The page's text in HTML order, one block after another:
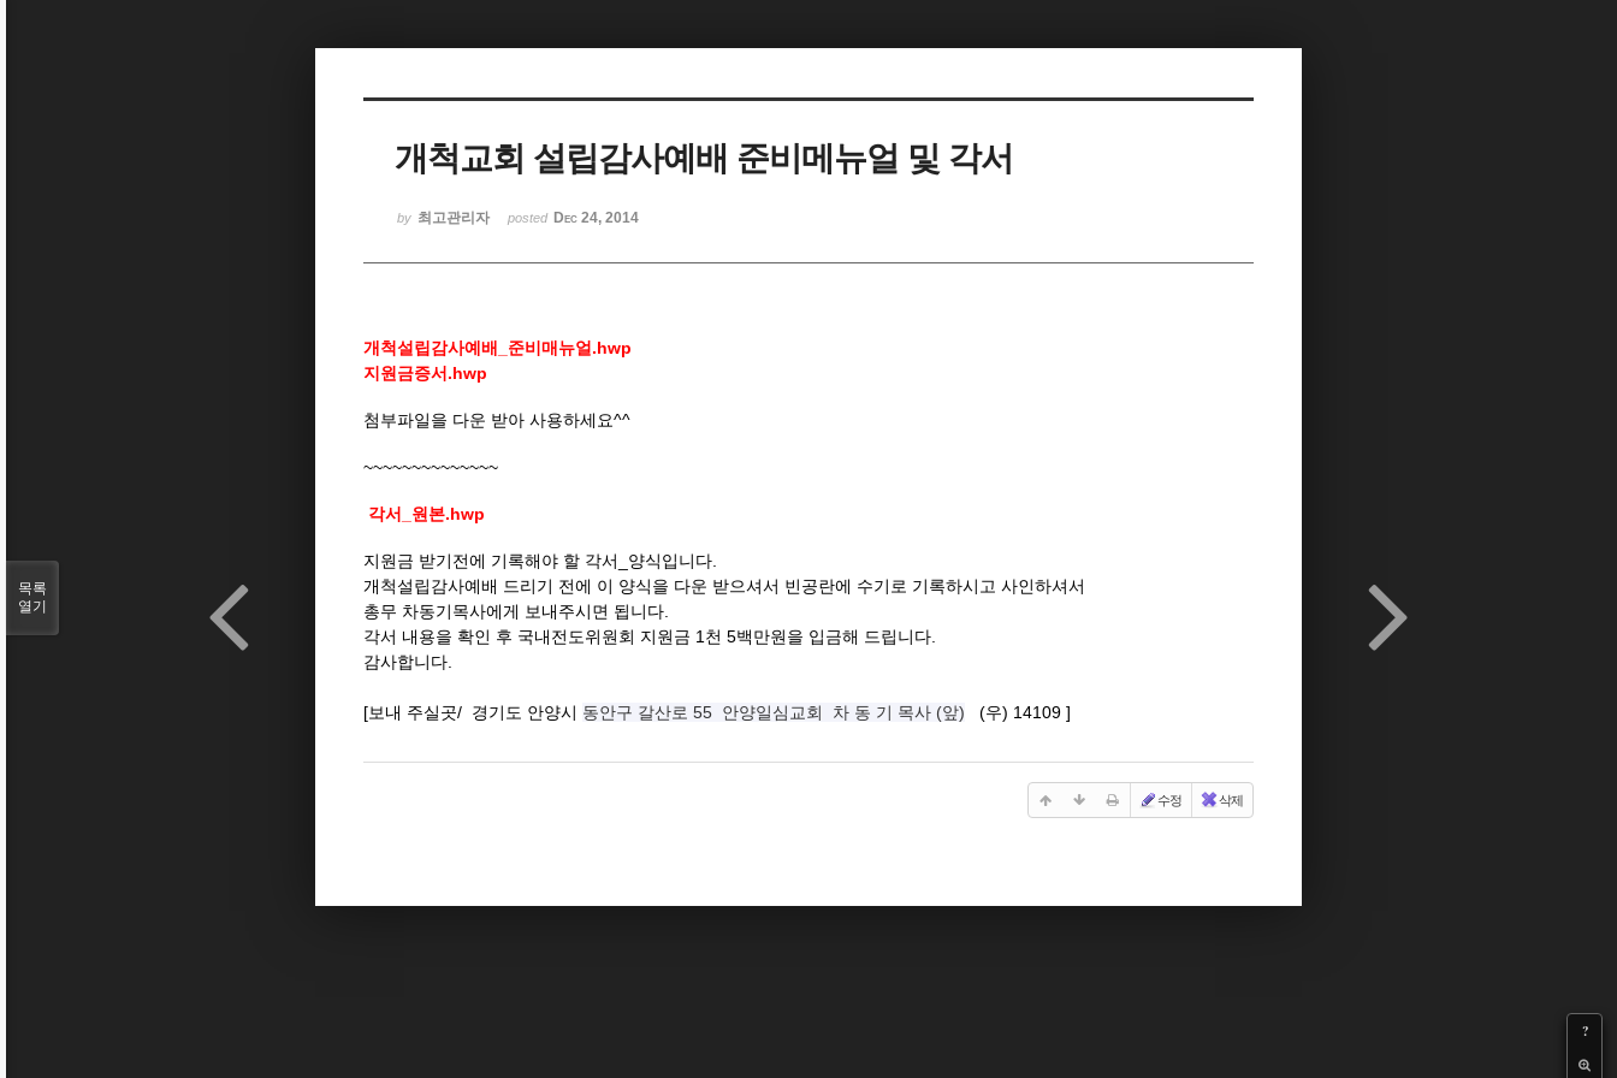
개척교회 설립감사예배 준비메뉴얼 및 각서
by 최고관리자 posted Dec 24, 2014
?
개척설립감사예배_준비매뉴얼.hwp
지원금증서.hwp
첨부파일을 다운 받아 사용하세요^^
~~~~~~~~~~~~~~
각서_원본.hwp
지원금 받기전에 기록해야 할 각서_양식입니다.
개척설립감사예배 드리기 전에 이 양식을 다운 받으셔서 빈공란에 수기로 기록하시고 사인하셔서
총무 차동기목사에게 보내주시면 됩니다.
각서 내용을 확인 후 국내전도위원회 지원금 1천 5백만원을 입금해 드립니다.
감사합니다.
[보내 주실곳/ 경기도 안양시 동안구 갈산로 55 안양일심교회 차 동 기 목사 (앞) (우) 14109 ]
수정 삭제
목록
열기
Sketchbook5, 스케치북5
Sketchbook5, 스케치북5